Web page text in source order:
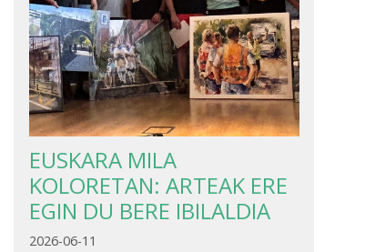
EUSKARA MILA
KOLORETAN: ARTEAK ERE
EGIN DU BERE IBILALDIA
2026-06-11